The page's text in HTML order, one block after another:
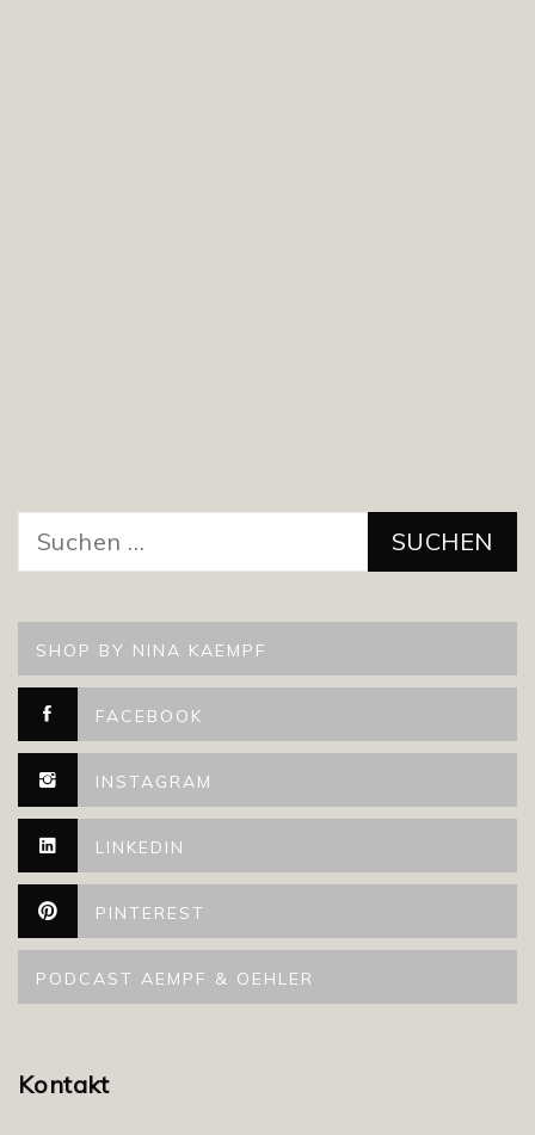
nach:
SHOP BY NINA KAEMPF
FACEBOOK
INSTAGRAM
LINKEDIN
PINTEREST
PODCAST AEMPF & OEHLER
Kontakt